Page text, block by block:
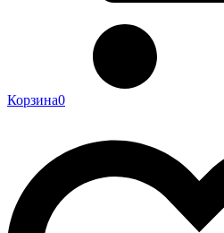
Корзина0